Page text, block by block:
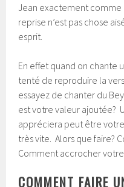
Jean exactement comme
reprise n’est pas chose
esprit.
En effet quand on chante
tenté de reproduire la
essayez de chanter du
est votre valeur ajoutée?
appréciera peut être
très vite. Alors que faire?
Comment accrocher
COMMENT FAIRE